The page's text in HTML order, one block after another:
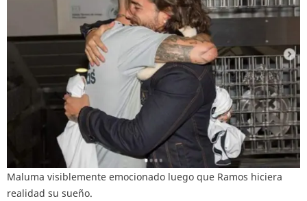
Maluma visiblemente emocionado luego que Ramos hiciera
realidad su sueño.